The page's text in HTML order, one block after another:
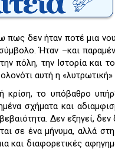
δεν ήταν ποτέ μια
Ήταν –και
πόλη, την Ιστορία και
αυτή η
το υπόβαθρο
σχήματα και
Δεν εξηγεί,
σε ένα μήνυμα, αλλά
και διαφορετικές